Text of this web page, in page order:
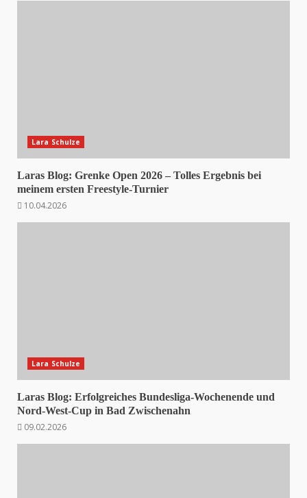
Lara Schulze
Laras Blog: Grenke Open 2026 – Tolles Ergebnis bei
meinem ersten Freestyle-Turnier
10.04.2026
Lara Schulze
Laras Blog: Erfolgreiches Bundesliga-Wochenende und
Nord-West-Cup in Bad Zwischenahn
09.02.2026